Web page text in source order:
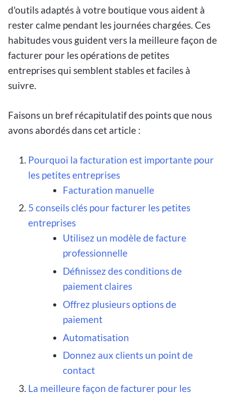
d'outils adaptés à votre boutique vous aident à
rester calme pendant les journées chargées. Ces
habitudes vous guident vers la meilleure façon de
facturer pour les opérations de petites
entreprises qui semblent stables et faciles à
suivre.
Faisons un bref récapitulatif des points que nous
avons abordés dans cet article :
Pourquoi la facturation est importante pour
les petites entreprises
Facturation manuelle
5 conseils clés pour facturer les petites
entreprises
Utilisez un modèle de facture
professionnelle
Définissez des conditions de
paiement claires
Offrez plusieurs options de
paiement
Automatisation
Donnez aux clients un point de
contact
La meilleure façon de facturer pour les